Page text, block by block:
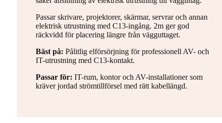
Passar skrivare, projektorer, skärmar, servrar och annan
elektrisk utrustning med C13-ingång. 2m ger god
räckvidd för placering längre från vägguttaget.
Bäst på: Pålitlig elförsörjning för professionell AV- och
IT-utrustning med C13-kontakt.
Passar för: IT-rum, kontor och AV-installationer som
kräver jordad strömtillförsel med rätt kabellängd.